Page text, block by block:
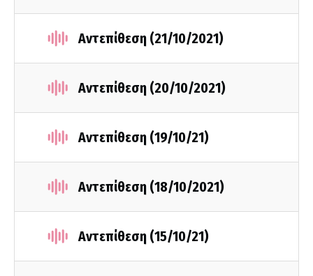
Αντεπίθεση (21/10/2021)
Αντεπίθεση (20/10/2021)
Αντεπίθεση (19/10/21)
Αντεπίθεση (18/10/2021)
Αντεπίθεση (15/10/21)